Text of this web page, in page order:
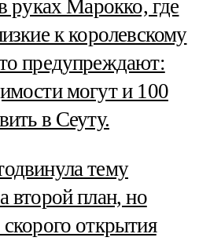
руках Марокко, где
к королевскому
предупреждают:
могут и 100
в Сеуту.
тему
второй план, но
открытия